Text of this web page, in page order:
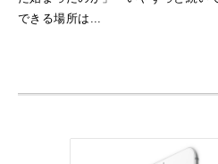
できる場所は...